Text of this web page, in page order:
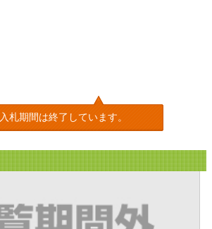
入札期間は終了しています。